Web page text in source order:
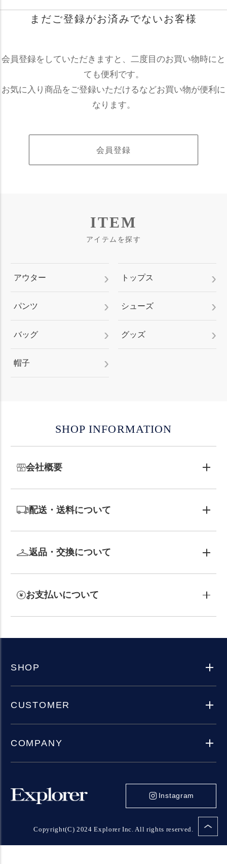
まだご登録がお済みでないお客様
会員登録をしていただきますと、二度目のお買い物時にと
ても便利です。
お気に入り商品をご登録いただけるなどお買い物が便利に
なります。
会員登録
ITEM
アイテムを探す
アウター トップス
パンツ シューズ
バッグ グッズ
帽子
SHOP INFORMATION
会社概要
配送・送料について
返品・交換について
お支払いについて
SHOP
CUSTOMER
COMPANY
Instagram
Copyright(C) 2024 Explorer Inc. All rights reserved.